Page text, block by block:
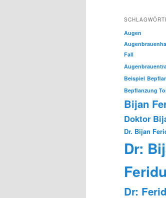
Augen
Fall
Beispiel
Bepflanzung
Bijan
Doktor
Dr. Bijan
Dr:
Dr: